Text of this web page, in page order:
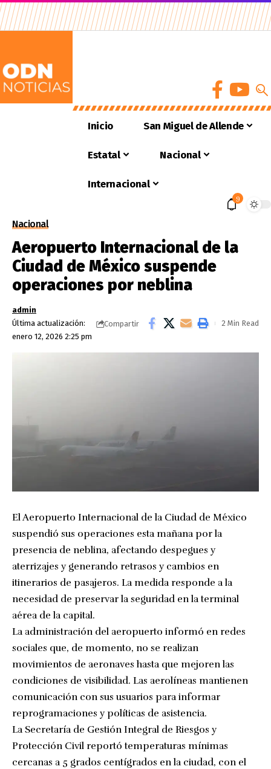
Inicio San Miguel de Allende
Estatal Nacional
Internacional
9
Nacional
Aeropuerto Internacional de la
Ciudad de México suspende
operaciones por neblina
Última actualización:
enero 12, 2026 2:25 pm
admin
Compartir
2 Min Read
El Aeropuerto Internacional de la Ciudad de México
suspendió sus operaciones esta mañana por la
presencia de neblina, afectando despegues y
aterrizajes y generando retrasos y cambios en
itinerarios de pasajeros. La medida responde a la
necesidad de preservar la seguridad en la terminal
aérea de la capital.
La administración del aeropuerto informó en redes
sociales que, de momento, no se realizan
movimientos de aeronaves hasta que mejoren las
condiciones de visibilidad. Las aerolíneas mantienen
comunicación con sus usuarios para informar
reprogramaciones y políticas de asistencia.
La Secretaría de Gestión Integral de Riesgos y
Protección Civil reportó temperaturas mínimas
cercanas a 5 grados centígrados en la ciudad, con el